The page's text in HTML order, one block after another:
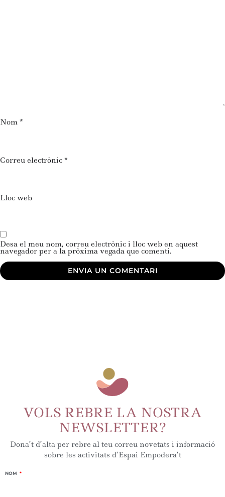
Nom *
Correu electrònic *
Lloc web
Desa el meu nom, correu electrònic i lloc web en aquest
navegador per a la pròxima vegada que comenti.
VOLS REBRE LA NOSTRA
NEWSLETTER?
Dona’t d’alta per rebre al teu correu novetats i informació
sobre les activitats d’Espai Empodera’t
NOM